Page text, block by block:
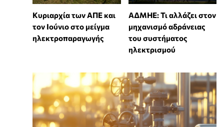
Κυριαρχία των ΑΠΕ και
τον Ιούνιο στο μείγμα
ηλεκτροπαραγωγής
ΑΔΜΗΕ: Τι αλλάζει στον
μηχανισμό αδράνειας
του συστήματος
ηλεκτρισμού